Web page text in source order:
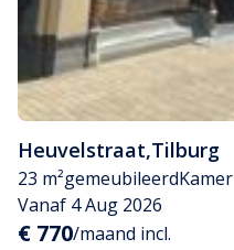
Heuvelstraat,Tilburg
23 m²gemeubileerdKamer
Vanaf 4 Aug 2026
€ 770/maand incl.